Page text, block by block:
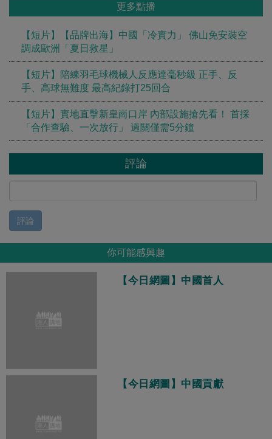
更多點播
【短片】【品牌出海】中國「冷實力」 佛山免安裝空
調成歐洲「夏日救星」
【短片】陪練羽毛球機械人反應達毫秒級 正手、反
手、高球無難度 最高紀錄打25回合
【短片】實地直擊新皇崗口岸 內部設施搶先看！ 首採
「合作查驗、一次放行」 過關僅需5分鐘
評論
評論
你可能感興趣
【今日網圖】中國首人
【今日網圖】中國貢獻